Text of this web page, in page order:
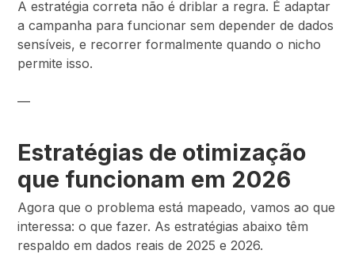
A estratégia correta não é driblar a regra. É adaptar
a campanha para funcionar sem depender de dados
sensíveis, e recorrer formalmente quando o nicho
permite isso.
—
Estratégias de otimização
que funcionam em 2026
Agora que o problema está mapeado, vamos ao que
interessa: o que fazer. As estratégias abaixo têm
respaldo em dados reais de 2025 e 2026.